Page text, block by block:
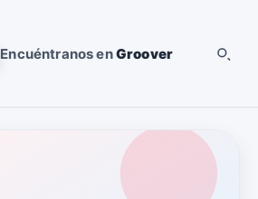
Encuéntranos enGroover